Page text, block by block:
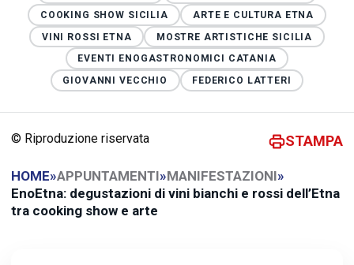
COOKING SHOW SICILIA
ARTE E CULTURA ETNA
VINI ROSSI ETNA
MOSTRE ARTISTICHE SICILIA
EVENTI ENOGASTRONOMICI CATANIA
GIOVANNI VECCHIO
FEDERICO LATTERI
© Riproduzione riservata STAMPA
HOME»APPUNTAMENTI»MANIFESTAZIONI»
EnoEtna: degustazioni di vini bianchi e rossi dell’Etna
tra cooking show e arte